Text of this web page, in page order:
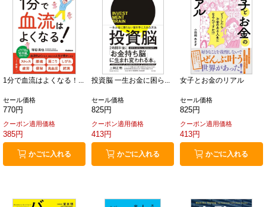
1分で血流はよくなる！...
セール価格
770円
クーポン適用価格
385円
かごに入れる
投資脳 一生お金に困ら...
セール価格
825円
クーポン適用価格
413円
かごに入れる
女子とお金のリアル
セール価格
825円
クーポン適用価格
413円
かごに入れる